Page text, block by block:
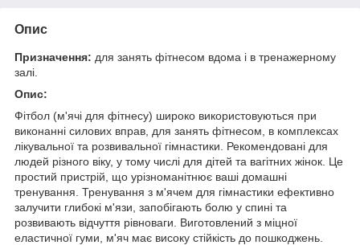
Опис
Призначення: для занять фітнесом вдома і в тренажерному
залі.
Опис:
Фітбол (м'ячі для фітнесу) широко використовуються при
виконанні силових вправ, для занять фітнесом, в комплексах
лікувальної та розвивальної гімнастики. Рекомендовані для
людей різного віку, у тому числі для дітей та вагітних жінок. Це
простий пристрій, що урізноманітнює ваші домашні
тренування. Тренування з м'ячем для гімнастики ефективно
залучити глибокі м'язи, запобігають болю у спині та
розвивають відчуття рівноваги. Виготовлений з міцної
еластичної гуми, м'яч має високу стійкість до пошкоджень.